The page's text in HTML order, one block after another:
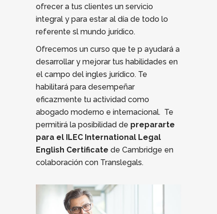
ofrecer a tus clientes un servicio
integral y para estar al día de todo lo
referente sl mundo jurídico.
Ofrecemos un curso que te p ayudará a
desarrollar y mejorar tus habilidades en
el campo del ingles jurídico. Te
habilitará para desempeñar
eficazmente tu actividad como
abogado moderno e internacional. Te
permitirá la posibilidad de prepararte
para el ILEC International Legal
English Certificate de Cambridge en
colaboración con Translegals.